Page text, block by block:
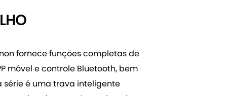
fornece funções completas de
móvel e controle Bluetooth, bem
série é uma trava inteligente